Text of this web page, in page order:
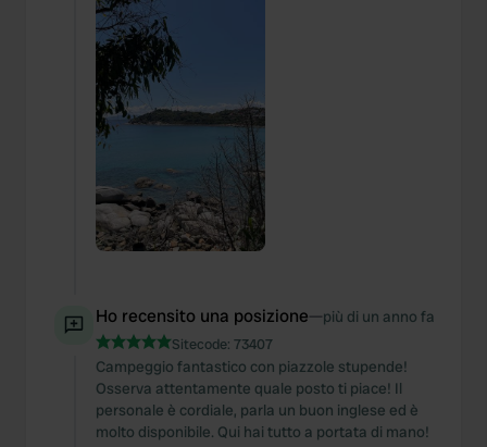
Ho recensito una posizione—più di un anno fa
Sitecode: 73407
Campeggio fantastico con piazzole stupende!
Osserva attentamente quale posto ti piace! Il
personale è cordiale, parla un buon inglese ed è
molto disponibile. Qui hai tutto a portata di mano!